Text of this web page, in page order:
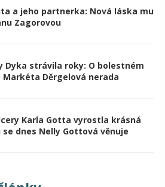
a jeho partnerka: Nová láska mu
Zagorovou
Dyka strávila roky: O bolestném
Děrgelová nerada
Karla Gotta vyrostla krásná
se dnes Nelly Gottová věnuje